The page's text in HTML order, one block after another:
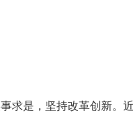
是，坚持改革创新。